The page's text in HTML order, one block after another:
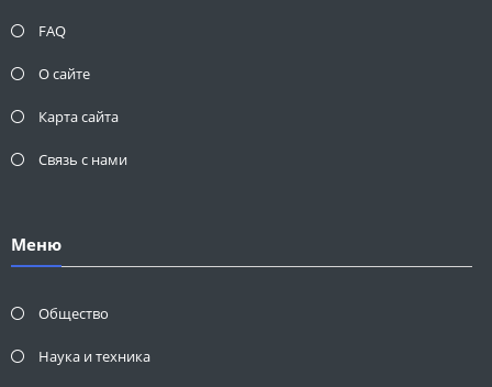
FAQ
О сайте
Карта сайта
Связь с нами
Меню
Общество
Наука и техника